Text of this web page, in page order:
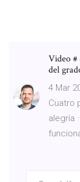
Video #
del
4 Mar
Cuatro
alegría